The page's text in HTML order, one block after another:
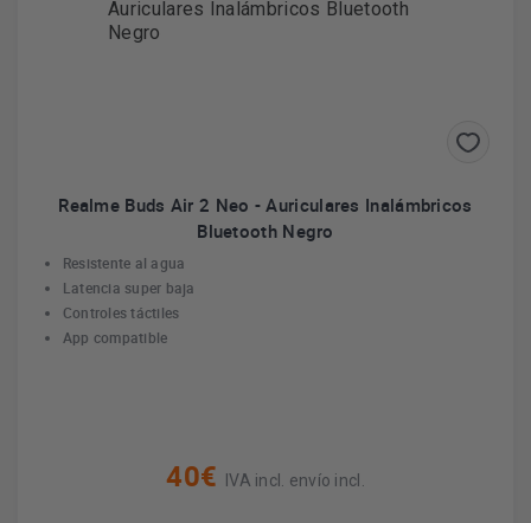
Realme Buds Air 2 Neo - Auriculares Inalámbricos
Bluetooth Negro
Resistente al agua
Latencia super baja
Controles táctiles
App compatible
40€ IVA incl. envío incl.